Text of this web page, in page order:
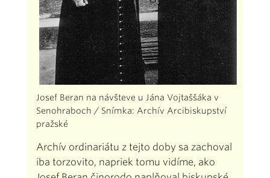
Josef Beran na návšteve u Jána Vojtaššáka v
Senohraboch / Snímka: Archív Arcibiskupství
pražské
Archív ordinariátu z tejto doby sa zachoval
iba torzovito, napriek tomu vidíme, ako